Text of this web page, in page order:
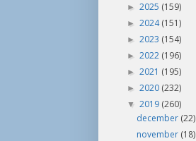
► 2025 (159)
► 2024(151)
► 2023 (154)
► 2022 (196)
► 2021 (195)
► 2020 (232)
▼ 2019 (260)
december (22)
november (18)